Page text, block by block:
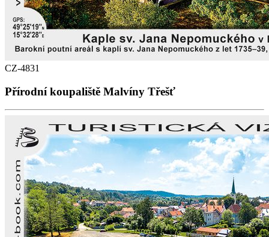
CZ-4831
Přírodní koupaliště Malvíny Třešť